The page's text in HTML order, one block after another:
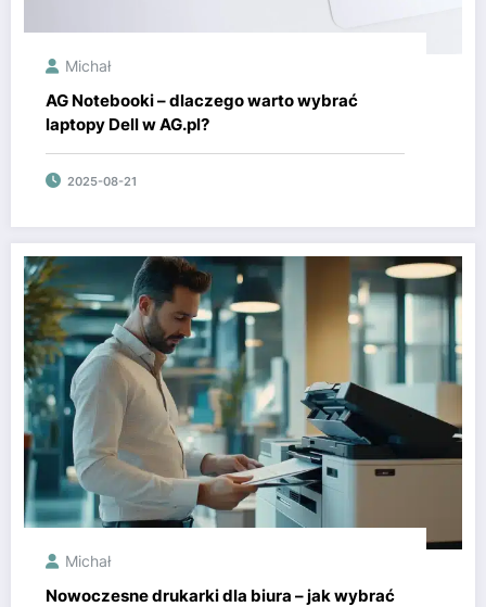
Michał
AG Notebooki – dlaczego warto wybrać
laptopy Dell w AG.pl?
2025-08-21
Michał
Nowoczesne drukarki dla biura – jak wybrać